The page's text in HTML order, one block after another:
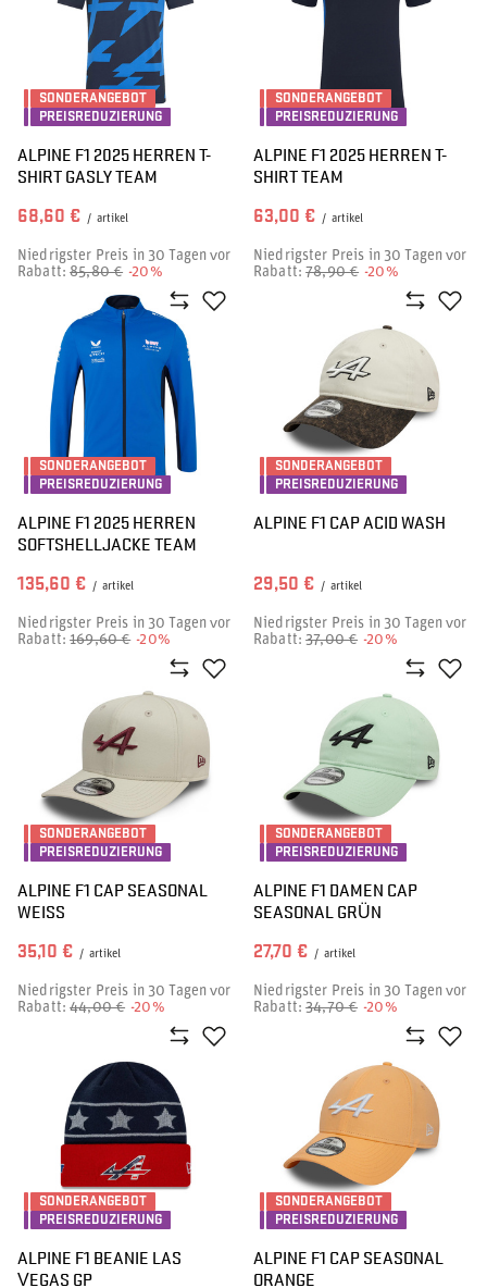
SONDERANGEBOT
PREISREDUZIERUNG
ALPINE F1 2025 HERREN T-
SHIRT GASLY TEAM
68,60 € / artikel
Niedrigster Preis in 30 Tagen vor
Rabatt:85,80 € -20%
SONDERANGEBOT
PREISREDUZIERUNG
ALPINE F1 2025 HERREN T-
SHIRT TEAM
63,00 € / artikel
Niedrigster Preis in 30 Tagen vor
Rabatt:78,90 € -20%
SONDERANGEBOT
PREISREDUZIERUNG
ALPINE F1 2025 HERREN
SOFTSHELLJACKE TEAM
135,60 € / artikel
Niedrigster Preis in 30 Tagen vor
Rabatt:169,60 € -20%
SONDERANGEBOT
PREISREDUZIERUNG
ALPINE F1 CAP ACID WASH
29,50 € / artikel
Niedrigster Preis in 30 Tagen vor
Rabatt:37,00 € -20%
SONDERANGEBOT
PREISREDUZIERUNG
ALPINE F1 CAP SEASONAL
WEISS
35,10 € / artikel
Niedrigster Preis in 30 Tagen vor
Rabatt:44,00 € -20%
SONDERANGEBOT
PREISREDUZIERUNG
ALPINE F1 DAMEN CAP
SEASONAL GRÜN
27,70 € / artikel
Niedrigster Preis in 30 Tagen vor
Rabatt:34,70 € -20%
SONDERANGEBOT
PREISREDUZIERUNG
ALPINE F1 BEANIE LAS
VEGAS GP
SONDERANGEBOT
PREISREDUZIERUNG
ALPINE F1 CAP SEASONAL
ORANGE